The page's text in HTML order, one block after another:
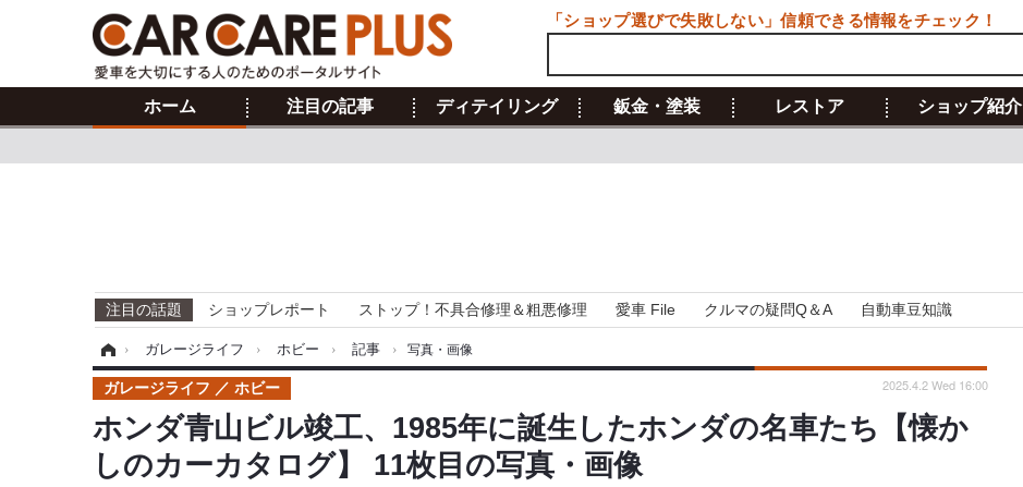
ホーム 注目の記事 ディテイリング 鈑金・塗装 レストア ショップ紹介
注目の話題 ショップレポート ストップ！不具合修理＆粗悪修理 愛車 File クルマの疑問Q＆A 自動車豆知識
› ガレージライフ › ホビー › 記事 › 写真・画像
ホンダ青山ビル竣工、1985年に誕生したホンダの名車たち【懐か
しのカーカタログ】 11枚目の写真・画像
ガレージライフ ホビー 2025.4.2 Wed 16:00
「ショップ選びで失敗しない」信頼できる情報をチェック！